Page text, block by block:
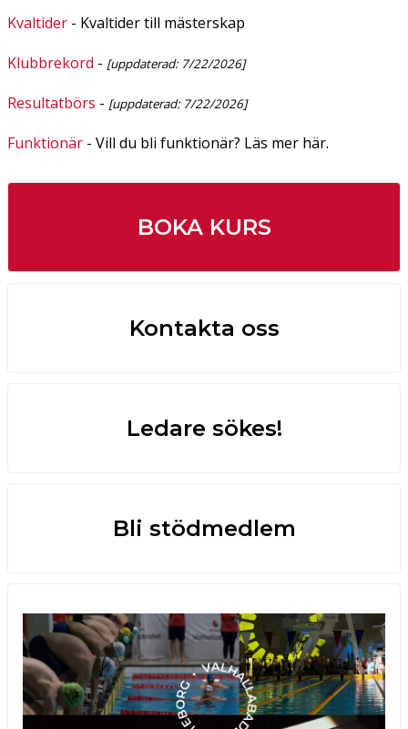
Kvaltider - Kvaltider till mästerskap
Klubbrekord - [uppdaterad: 7/22/2026]
Resultatbörs - [uppdaterad: 7/22/2026]
Funktionär - Vill du bli funktionär? Läs mer här.
BOKA KURS
Kontakta oss
Ledare sökes!
Bli stödmedlem